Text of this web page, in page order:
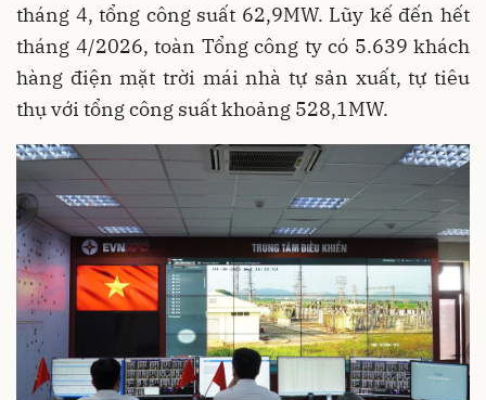
tháng 4, tổng công suất 62,9MW. Lũy kế đến hết
tháng 4/2026, toàn Tổng công ty có 5.639 khách
hàng điện mặt trời mái nhà tự sản xuất, tự tiêu
thụ với tổng công suất khoảng 528,1MW.